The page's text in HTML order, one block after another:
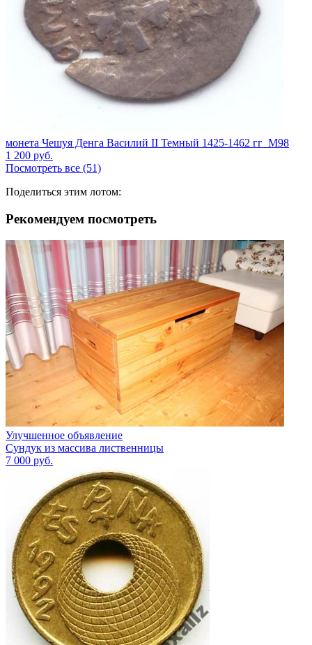
монета Чешуя Денга Василий II Темный 1425-1462 гг_М98
1 200 руб.
Посмотреть все (51)
Поделиться этим лотом:
Рекомендуем посмотреть
Улучшенное объявление
Сундук из массива лиственницы
7 000 руб.